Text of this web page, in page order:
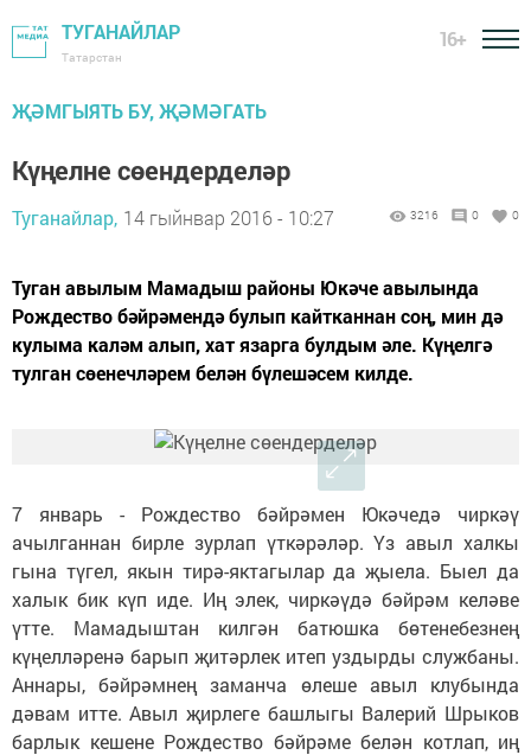
ТУГАНАЙЛАР
Татарстан
16+
ҖӘМГЫЯТЬ БУ, ҖӘМӘГАТЬ
Күңелне сөендерделәр
Туганайлар, 14 гыйнвар 2016 - 10:27 3216 0 0
Туган авылым Мамадыш районы Юкәче авылында
Рождество бәйрәмендә булып кайтканнан соң, мин дә
кулыма каләм алып, хат язарга булдым әле. Күңелгә
тулган сөенечләрем белән бүлешәсем килде.
7 январь - Рождество бәйрәмен Юкәчедә чиркәү
ачылганнан бирле зурлап үткәрәләр. Үз авыл халкы
гына түгел, якын тирә-яктагылар да җыела. Быел да
халык бик күп иде. Иң элек, чиркәүдә бәйрәм келәве
үтте. Мамадыштан килгән батюшка бөтенебезнең
күңелләренә барып җитәрлек итеп уздырды службаны.
Аннары, бәйрәмнең заманча өлеше авыл клубында
дәвам итте. Авыл җирлеге башлыгы Валерий Шрыков
барлык кешене Рождество бәйрәме белән котлап, иң